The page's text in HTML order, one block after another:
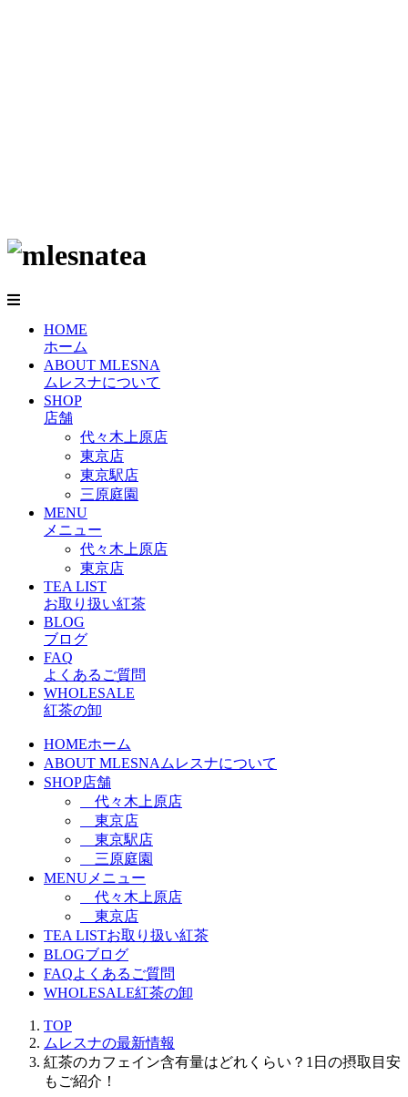
HOME
ホーム
ABOUT MLESNA
ムレスナについて
SHOP
店舗
代々木上原店
東京店
東京駅店
三原庭園
MENU
メニュー
代々木上原店
東京店
TEA LIST
お取り扱い紅茶
BLOG
ブログ
FAQ
よくあるご質問
WHOLESALE
紅茶の卸
HOMEホーム
ABOUT MLESNA ムレスナについて
SHOP店舗
代々木上原店
東京店
東京駅店
三原庭園
MENU メニュー
代々木上原店
東京店
TEA LISTお取り扱い紅茶
BLOGブログ
FAQよくあるご質問
WHOLESALE紅茶の卸
TOP
ムレスナの最新情報
紅茶のカフェイン含有量はどれくらい？1日の摂取目安
もご紹介！